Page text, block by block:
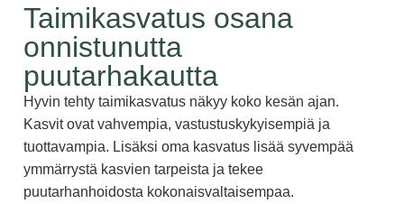
Taimikasvatus osana
onnistunutta
puutarhakautta
Hyvin tehty taimikasvatus näkyy koko kesän ajan.
Kasvit ovat vahvempia, vastustuskykyisempiä ja
tuottavampia. Lisäksi oma kasvatus lisää syvempää
ymmärrystä kasvien tarpeista ja tekee
puutarhanhoidosta kokonaisvaltaisempaa.